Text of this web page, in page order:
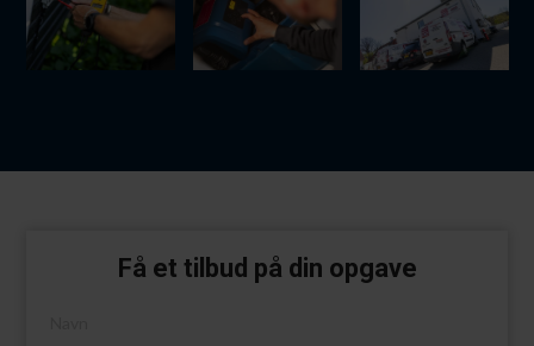
Få et tilbud på din opgave